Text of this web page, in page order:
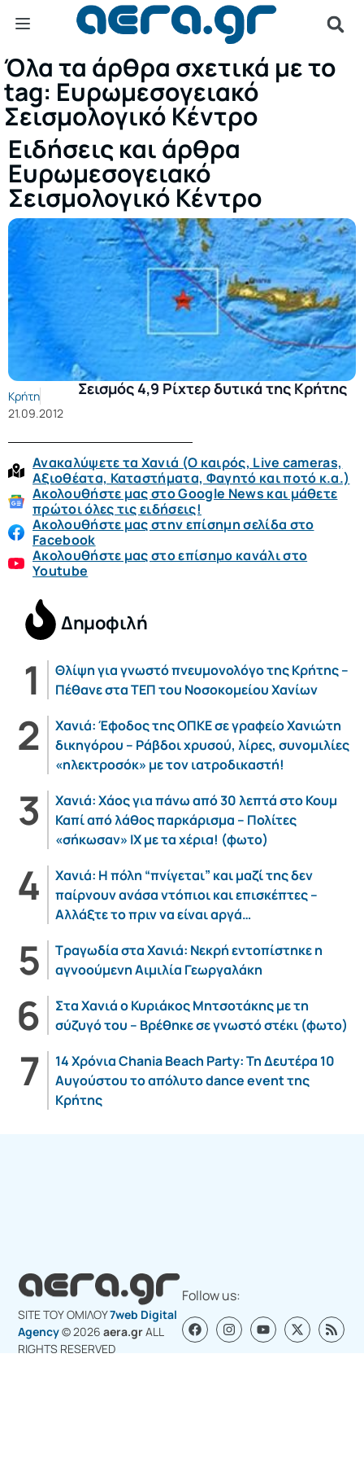
Όλα τα άρθρα σχετικά με το
tag: Ευρωμεσογειακό
Σεισμολογικό Κέντρο
Ειδήσεις και άρθρα
Ευρωμεσογειακό
Σεισμολογικό Κέντρο
Κρήτη
21.09.2012
Σεισμός 4,9 Ρίχτερ δυτικά της Κρήτης
Ανακαλύψετε τα Χανιά (O καιρός, Live cameras,
Αξιοθέατα, Καταστήματα, Φαγητό και ποτό κ.α.)
Ακολουθήστε μας στο Google News και μάθετε
πρώτοι όλες τις ειδήσεις!
Ακολουθήστε μας στην επίσημη σελίδα στο
Facebook
Ακολουθήστε μας στο επίσημο κανάλι στο
Youtube
Δημοφιλή
Θλίψη για γνωστό πνευμονολόγο της Κρήτης –
Πέθανε στα ΤΕΠ του Νοσοκομείου Χανίων
Χανιά: Έφοδος της ΟΠΚΕ σε γραφείο Χανιώτη
δικηγόρου – Ράβδοι χρυσού, λίρες, συνομιλίες
«ηλεκτροσόκ» με τον ιατροδικαστή!
Χανιά: Χάος για πάνω από 30 λεπτά στο Κουμ
Καπί από λάθος παρκάρισμα – Πολίτες
«σήκωσαν» ΙΧ με τα χέρια! (φωτο)
Χανιά: Η πόλη “πνίγεται” και μαζί της δεν
παίρνουν ανάσα ντόπιοι και επισκέπτες –
Αλλάξτε το πριν να είναι αργά…
Τραγωδία στα Χανιά: Νεκρή εντοπίστηκε η
αγνοούμενη Αιμιλία Γεωργαλάκη
Στα Χανιά ο Κυριάκος Μητσοτάκης με τη
σύζυγό του – Βρέθηκε σε γνωστό στέκι (φωτο)
14 Χρόνια Chania Beach Party: Τη Δευτέρα 10
Αυγούστου το απόλυτο dance event της
Κρήτης
SITE ΤΟΥ ΟΜΙΛΟY7web Digital
Agency© 2026aera.grALL
RIGHTS RESERVED
Follow us: